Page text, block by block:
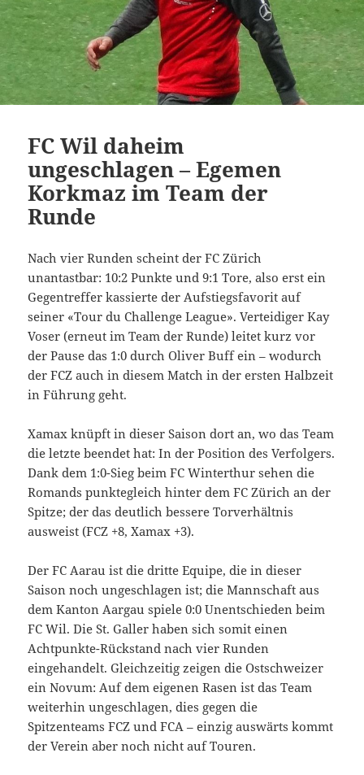
FC Wil daheim
ungeschlagen – Egemen
Korkmaz im Team der
Runde
Nach vier Runden scheint der FC Zürich
unantastbar: 10:2 Punkte und 9:1 Tore, also erst ein
Gegentreffer kassierte der Aufstiegsfavorit auf
seiner «Tour du Challenge League». Verteidiger Kay
Voser (erneut im Team der Runde) leitet kurz vor
der Pause das 1:0 durch Oliver Buff ein – wodurch
der FCZ auch in diesem Match in der ersten Halbzeit
in Führung geht.
Xamax knüpft in dieser Saison dort an, wo das Team
die letzte beendet hat: In der Position des Verfolgers.
Dank dem 1:0-Sieg beim FC Winterthur sehen die
Romands punktegleich hinter dem FC Zürich an der
Spitze; der das deutlich bessere Torverhältnis
ausweist (FCZ +8, Xamax +3).
Der FC Aarau ist die dritte Equipe, die in dieser
Saison noch ungeschlagen ist; die Mannschaft aus
dem Kanton Aargau spiele 0:0 Unentschieden beim
FC Wil. Die St. Galler haben sich somit einen
Achtpunkte-Rückstand nach vier Runden
eingehandelt. Gleichzeitig zeigen die Ostschweizer
ein Novum: Auf dem eigenen Rasen ist das Team
weiterhin ungeschlagen, dies gegen die
Spitzenteams FCZ und FCA – einzig auswärts kommt
der Verein aber noch nicht auf Touren.